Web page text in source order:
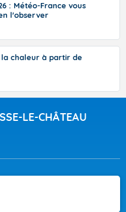
: Météo-France vous
l'observer
chaleur à partir de
LE-CHÂTEAU